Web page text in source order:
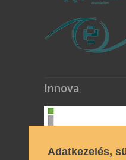
Adatkezelés,
Innova